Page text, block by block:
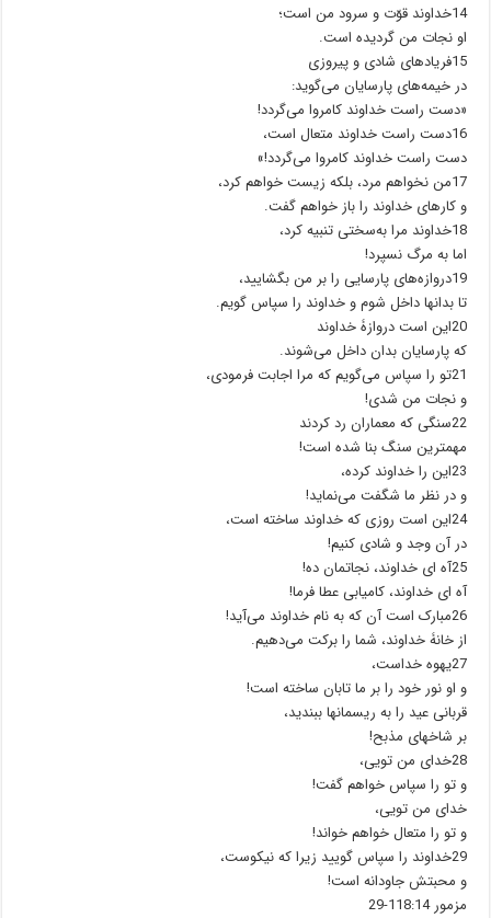
14خداوند قوّت و سرود من است؛
او نجات من گردیده است.
15فریادهای شادی و پیروزی
در خیمه‌های پارسایان می‌گوید:
«دست راست خداوند کامروا می‌گردد!
16دست راست خداوند متعال است،
دست راست خداوند کامروا می‌گردد!»
17من نخواهم مرد، بلکه زیست خواهم کرد،
و کارهای خداوند را باز خواهم گفت.
18خداوند مرا به‌سختی تنبیه کرد،
اما به مرگ نسپرد!
19دروازه‌های پارسایی را بر من بگشایید،
تا بدانها داخل شوم و خداوند را سپاس گویم.
20این است دروازۀ خداوند
که پارسایان بدان داخل می‌شوند.
21تو را سپاس می‌گویم که مرا اجابت فرمودی،
و نجات من شدی!
22سنگی که معماران رد کردند
مهمترین سنگ بنا شده است!
23این را خداوند کرده،
و در نظر ما شگفت می‌نماید!
24این است روزی که خداوند ساخته است،
در آن وجد و شادی کنیم!
25آه ای خداوند، نجاتمان ده!
آه ای خداوند، کامیابی عطا فرما!
26مبارک است آن که به نام خداوند می‌آید!
از خانۀ خداوند، شما را برکت می‌دهیم.
27یهوه خداست،
و او نور خود را بر ما تابان ساخته است!
قربانی عید را به ریسمانها ببندید،
بر شاخهای مذبح!
28خدای من تویی،
و تو را سپاس خواهم گفت!
خدای من تویی،
و تو را متعال خواهم خواند!
29خداوند را سپاس گویید زیرا که نیکوست،
و محبتش جاودانه است!
مزمور 118:14-29